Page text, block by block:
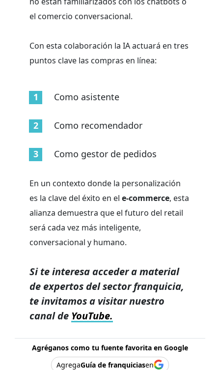
el comercio conversacional.
Con esta colaboración la IA actuará en tres
puntos clave las compras en línea:
Como asistente
Como recomendador
Como gestor de pedidos
En un contexto donde la personalización
es la clave del éxito en el e-commerce, esta
alianza demuestra que el futuro del retail
será cada vez más inteligente,
conversacional y humano.
Si te interesa acceder a material
de expertos del sector franquicia,
te invitamos a visitar nuestro
canal de YouTube.
Agréganos como tu fuente favorita en Google
AgregaGuía de franquiciasen